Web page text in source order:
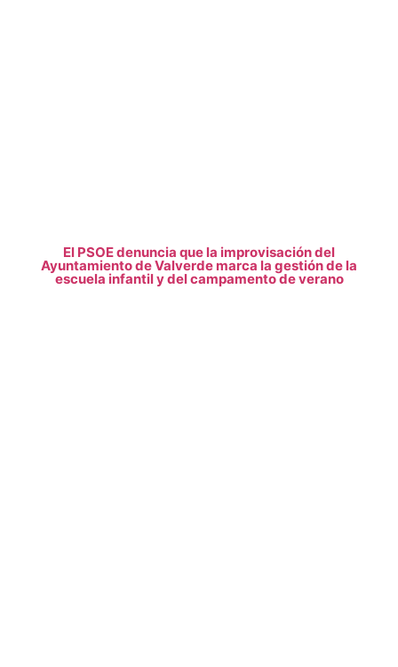
El PSOE denuncia que la improvisación del
Ayuntamiento de Valverde marca la gestión de la
escuela infantil y del campamento de verano